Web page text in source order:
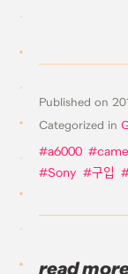
Published on
Categorized in
a6000
Sony
구입